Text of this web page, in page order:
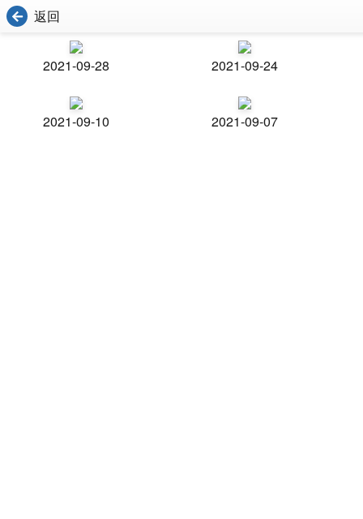
返回
2021-09-28 2021-09-24
2021-09-10 2021-09-07